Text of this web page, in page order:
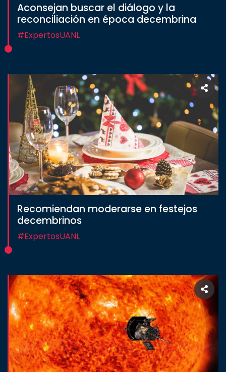
Aconsejan buscar el diálogo y la
reconciliación en época decembrina
#ExpertosUANL
Recomiendan moderarse en festejos
decembrinos
#ExpertosUANL